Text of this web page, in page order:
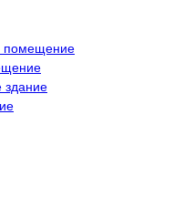
помещение
здание